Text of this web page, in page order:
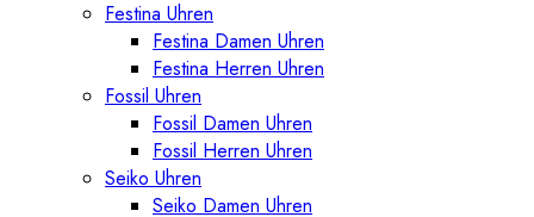
Festina Uhren
Festina Damen Uhren
Festina Herren Uhren
Fossil Uhren
Fossil Damen Uhren
Fossil Herren Uhren
Seiko Uhren
Seiko Damen Uhren